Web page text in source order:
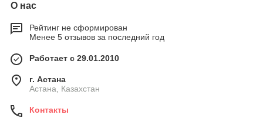
О нас
Рейтинг не сформирован
Менее 5 отзывов за последний год
Работает с 29.01.2010
г. Астана
Астана, Казахстан
Контакты